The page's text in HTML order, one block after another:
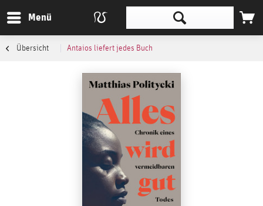
Menü
Übersicht Antaios liefert jedes Buch